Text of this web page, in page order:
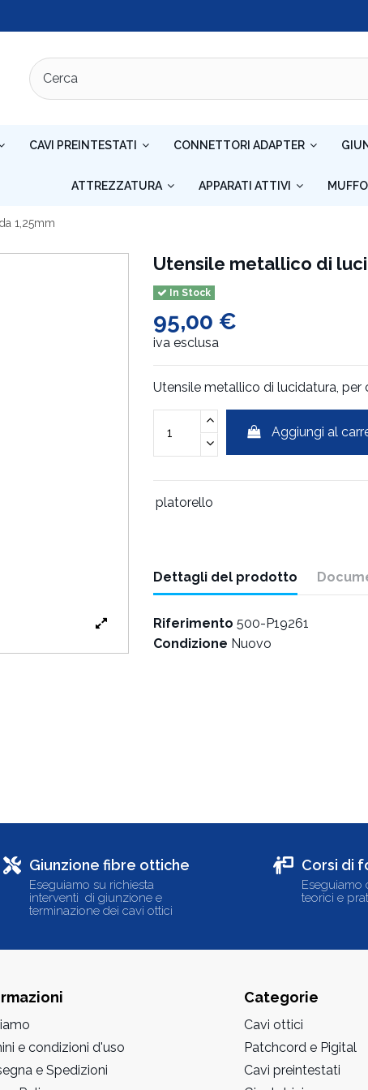
CAVI PREINTESTATI CONNETTORI ADAPTER
ATTREZZATURA APPARATI ATTIVI
1,25mm
Utensile metallico di
In Stock
95,00 €
iva esclusa
Utensile metallico di lucidatura, per
Aggiungi al
platorello
Dettagli del prodotto
Riferimento 500-P19261
Condizione Nuovo
Giunzione fibre ottiche
Eseguiamo su richiesta
interventi di giunzione e
terminazione dei cavi ottici
Corsi di
Eseguiamo
teorici e
e condizioni d'uso
e Spedizioni
Categorie
Cavi ottici
Patchcord e Pigital
Cavi preintestati